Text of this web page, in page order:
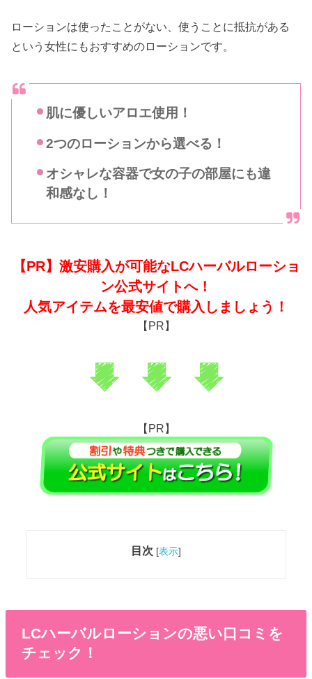
ローションは使ったことがない、使うことに抵抗がある
という女性にもおすすめのローションです。
肌に優しいアロエ使用！
2つのローションから選べる！
オシャレな容器で女の子の部屋にも違
和感なし！
【PR】激安購入が可能なLCハーバルローショ
ン公式サイトへ！
人気アイテムを最安値で購入しましょう！
【PR】
【PR】
目次 [表示]
LCハーバルローションの悪い口コミを
チェック！